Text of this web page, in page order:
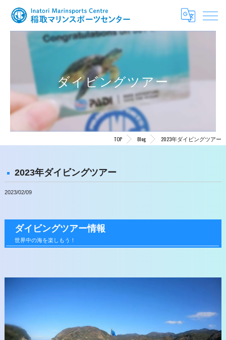
ダイビングツアー
TOP Blog 2023年ダイビングツアー
2023年ダイビングツアー
2023/02/09
ダイビングツアー情報
世界中の海を楽しもう！